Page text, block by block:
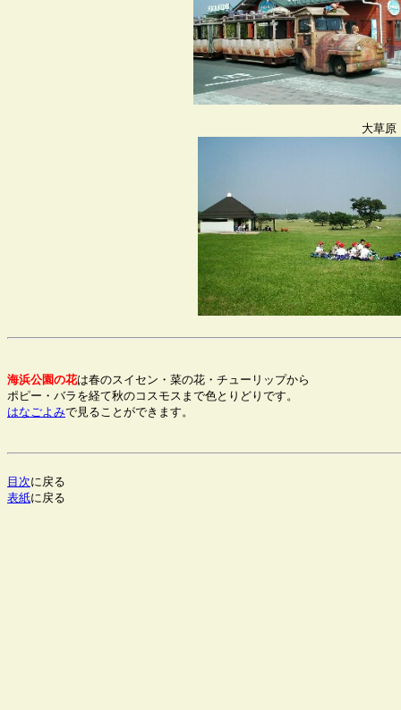
海浜公園の花は春のスイセン・菜の花・チューリップから
はなごよみ
目次
表紙に戻る